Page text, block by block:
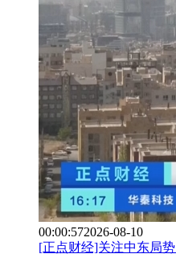
00:00:572026-08-10
[正点财经]关注中东局